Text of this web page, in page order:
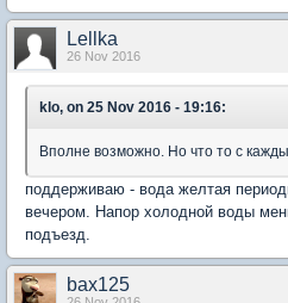
Lellka
26 Nov 2016
klo, on 25 Nov 2016 - 19:16:
Вполне возможно. Но что то с
поддерживаю - вода желтая
вечером. Напор холодной воды
подъезд.
bax125